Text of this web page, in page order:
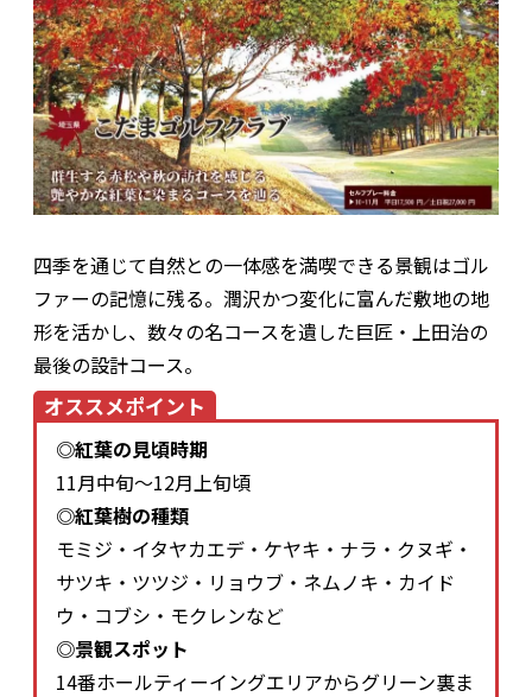
四季を通じて自然との一体感を満喫できる景観はゴル
ファーの記憶に残る。潤沢かつ変化に富んだ敷地の地
形を活かし、数々の名コースを遺した巨匠・上田治の
最後の設計コース。
オススメポイント
◎紅葉の見頃時期
11月中旬～12月上旬頃
◎紅葉樹の種類
モミジ・イタヤカエデ・ケヤキ・ナラ・クヌギ・
サツキ・ツツジ・リョウブ・ネムノキ・カイド
ウ・コブシ・モクレンなど
◎景観スポット
14番ホールティーイングエリアからグリーン裏ま